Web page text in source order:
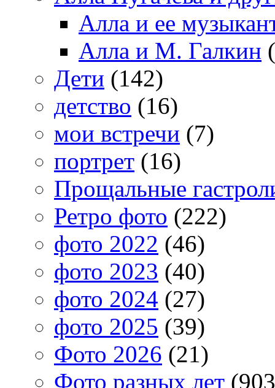
Алла и ее
Алла и М. Галкин
Дети (142)
детство (16)
мои встречи (7)
портрет (16)
Прощальные
Ретро фото (222)
фото 2022 (46)
фото 2023 (40)
фото 2024 (27)
фото 2025 (39)
Фото 2026 (21)
Фото разных лет